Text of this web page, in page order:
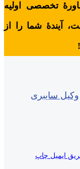
تخصصی اولیه
آیندۀ شما را از
وکیل سایبری
ایمیل چاپ